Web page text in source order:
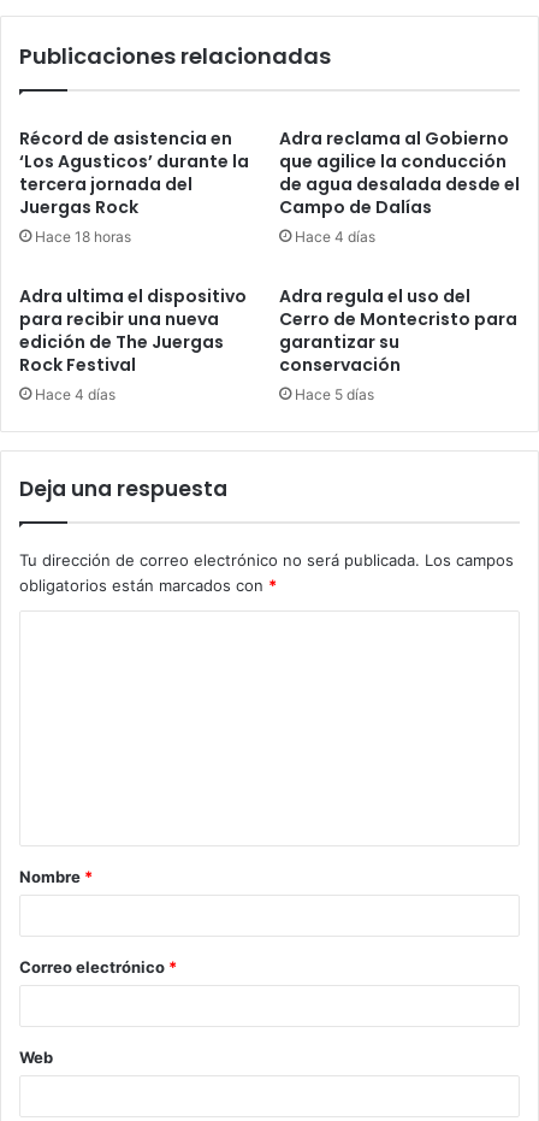
Publicaciones relacionadas
Récord de asistencia en
‘Los Agusticos’ durante la
tercera jornada del
Juergas Rock
Hace 18 horas
Adra reclama al Gobierno
que agilice la conducción
de agua desalada desde el
Campo de Dalías
Hace 4 días
Adra ultima el dispositivo
para recibir una nueva
edición de The Juergas
Rock Festival
Hace 4 días
Adra regula el uso del
Cerro de Montecristo para
garantizar su
conservación
Hace 5 días
Deja una respuesta
Tu dirección de correo electrónico no será publicada. Los campos
obligatorios están marcados con *
a
r
*
Nombre *
Correo electrónico *
Web